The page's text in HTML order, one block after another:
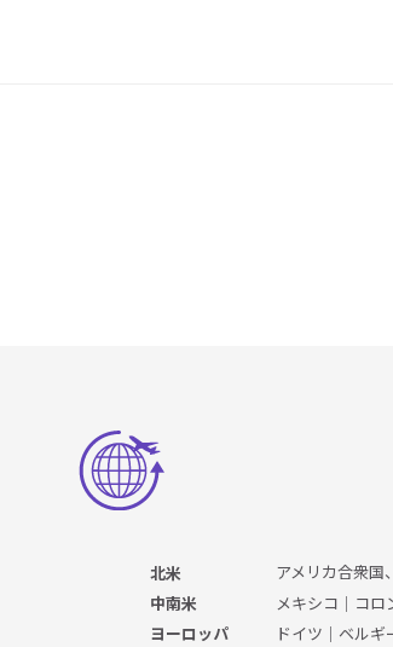
北米
アメリカ合衆国
中南米
メキシコ ｜ コロ
ヨーロッパ
ドイツ ｜ ベルギ